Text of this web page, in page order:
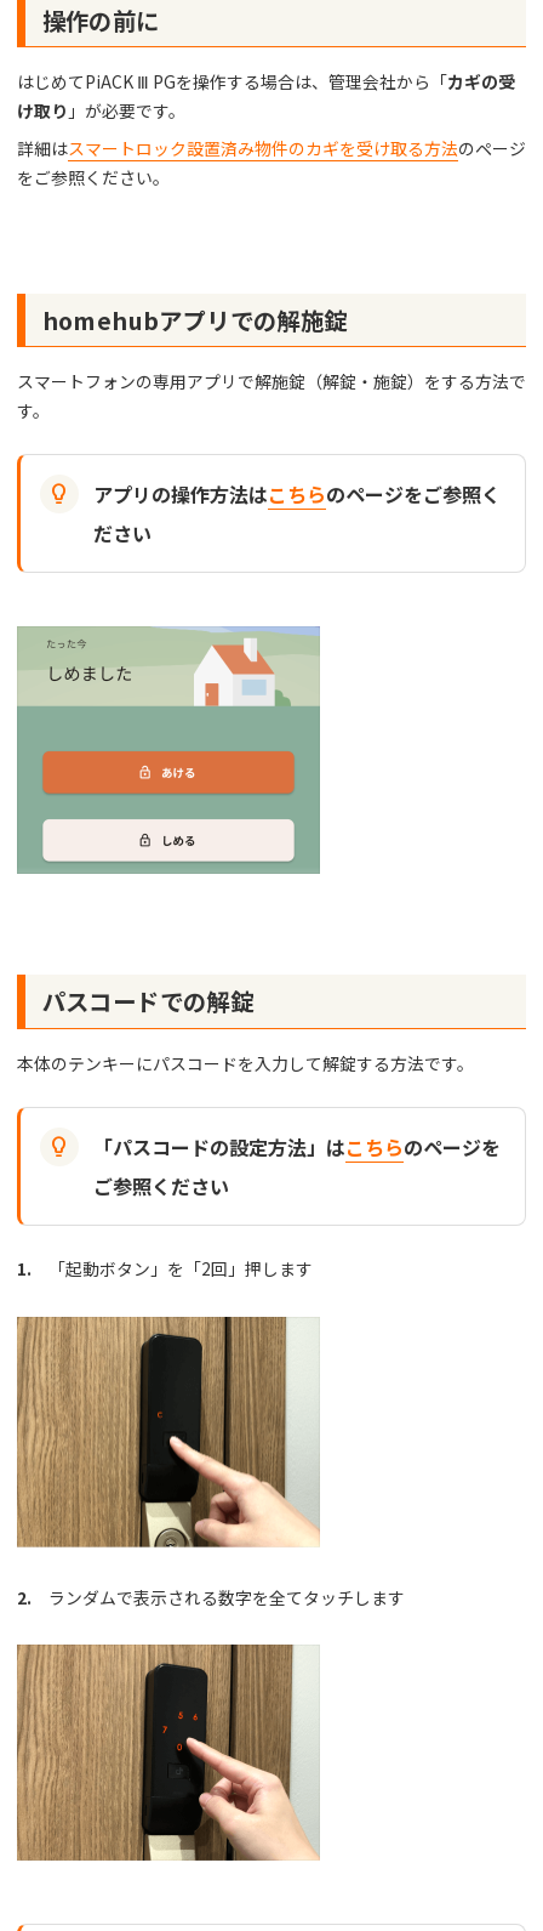
操作の前に
はじめてPiACK Ⅲ PGを操作する場合は、管理会社から「カギの受
け取り 」が必要です。
詳細はスマートロック設置済み物件のカギを受け取る方法のページ
をご参照ください。
homehubアプリでの解施錠
スマートフォンの専用アプリで解施錠（解錠・施錠）をする方法で
す。
 アプリの操作方法はこちらのページをご参照く
ださい
パスコードでの解錠
本体のテンキーにパスコードを入力して解錠する方法です。
 「パスコードの設定方法」はこちらのページを
ご参照ください
1. 「起動ボタン」を「2回」押します
2. ランダムで表示される数字を全てタッチします